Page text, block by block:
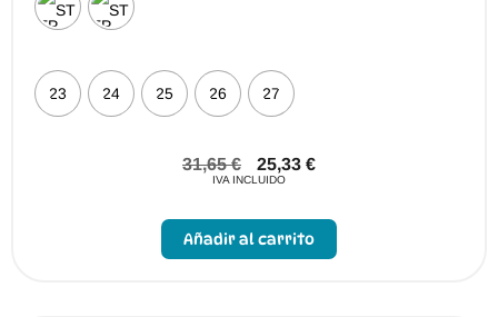
23 24 25 26 27
31,65€ 25,33 €
IVA INCLUIDO
Añadir al carrito